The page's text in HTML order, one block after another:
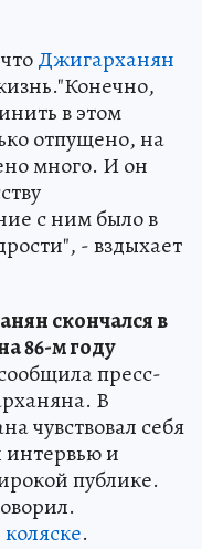
Джигарханян
в этом
отпущено, на
много. И он
с ним было в
- вздыхает
скончался в
86-м году
пресс-
В
чувствовал себя
интервью и
публике.
.